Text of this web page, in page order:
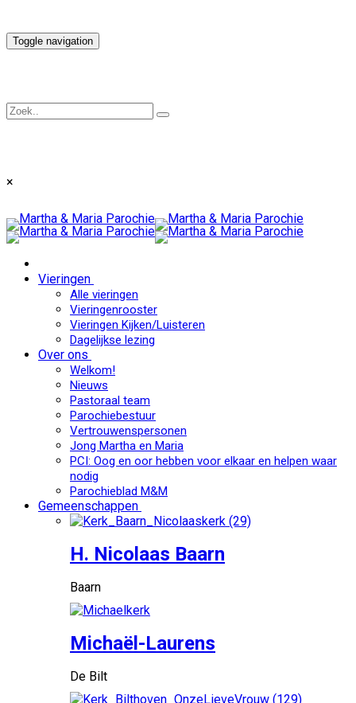
Toggle navigation
×
Vieringen
Alle vieringen
Vieringenrooster
Vieringen Kijken/Luisteren
Dagelijkse lezing
Over ons
Welkom!
Nieuws
Pastoraal team
Parochiebestuur
Vertrouwenspersonen
Jong Martha en Maria
PCI: Oog en oor hebben voor elkaar en helpen waar
nodig
Parochieblad M&M
Gemeenschappen
H. Nicolaas Baarn
Baarn
Michaël-Laurens
De Bilt